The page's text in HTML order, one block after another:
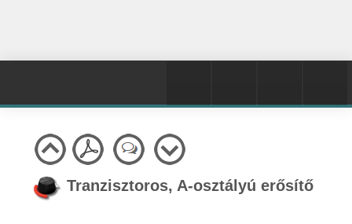
Tranzisztoros, A-osztályú erősítő